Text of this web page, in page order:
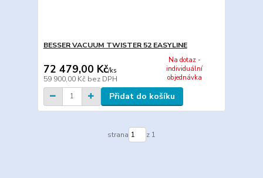
BESSER VACUUM TWISTER 52 EASYLINE
72 479,00 Kč/ks
59 900,00 Kč bez DPH
Na dotaz -
individuální
objednávka
Přidat do košíku
strana z 1